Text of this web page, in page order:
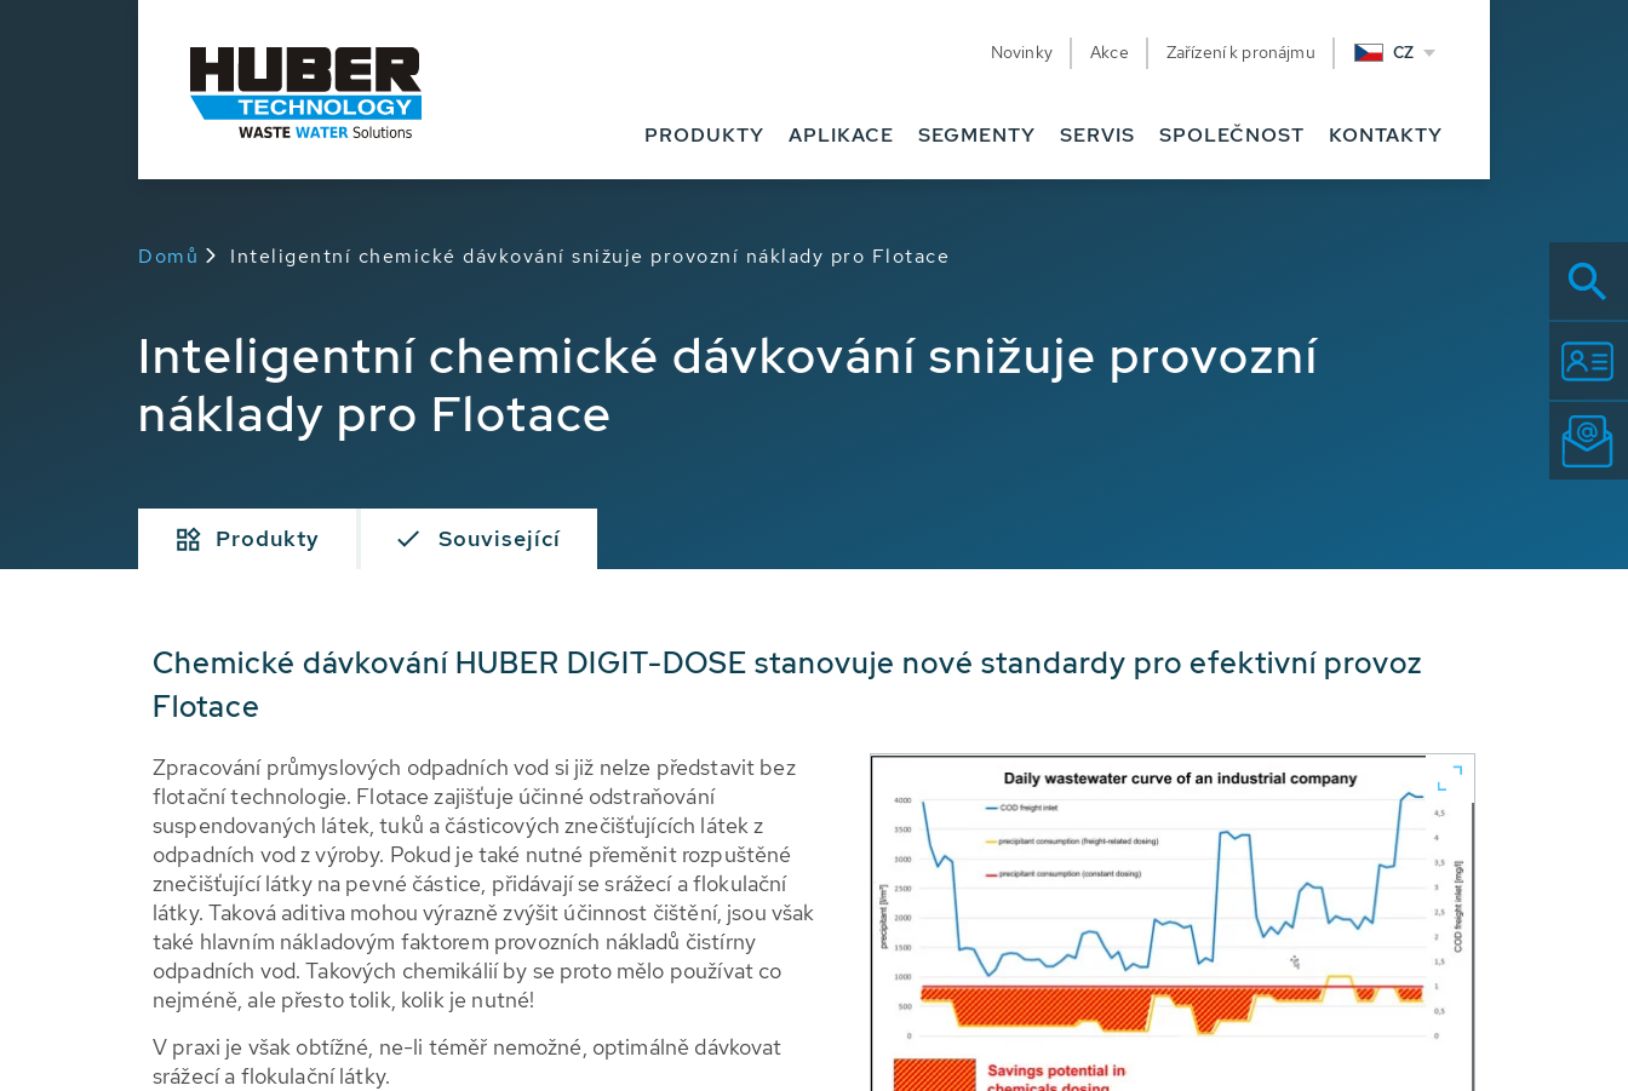
Novinky Akce Zařízení k pronájmu CZ
PRODUKTY APLIKACE SEGMENTY SERVIS SPOLEČNOST KONTAKTY
Domů Inteligentní chemické dávkování snižuje provozní náklady pro Flotace
Inteligentní chemické dávkování snižuje provozní
náklady pro Flotace
Produkty Související
Chemické dávkování HUBER DIGIT-DOSE stanovuje nové standardy pro efektivní provoz
Flotace
Zpracování průmyslových odpadních vod si již nelze představit bez
flotační technologie. Flotace zajišťuje účinné odstraňování
suspendovaných látek, tuků a částicových znečišťujících látek z
odpadních vod z výroby. Pokud je také nutné přeměnit rozpuštěné
znečišťující látky na pevné částice, přidávají se srážecí a flokulační
látky. Taková aditiva mohou výrazně zvýšit účinnost čištění, jsou však
také hlavním nákladovým faktorem provozních nákladů čistírny
odpadních vod. Takových chemikálií by se proto mělo používat co
nejméně, ale přesto tolik, kolik je nutné!
V praxi je však obtížné, ne-li téměř nemožné, optimálně dávkovat
srážecí a flokulační látky.